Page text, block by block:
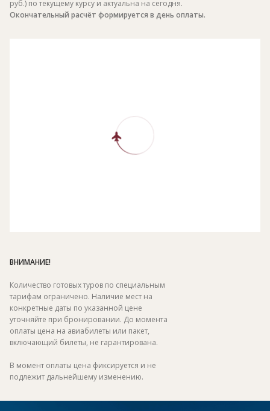
руб.) по текущему курсу и актуальна на сегодня.
Окончательный расчёт формируется в день оплаты.
ВНИМАНИЕ!
Количество готовых туров по специальным
тарифам ограничено. Наличие мест на
конкретные даты по указанной цене
уточняйте при бронировании. До момента
оплаты цена на авиабилеты или пакет,
включающий билеты, не гарантирована.
В момент оплаты цена фиксируется и не
подлежит дальнейшему изменению.